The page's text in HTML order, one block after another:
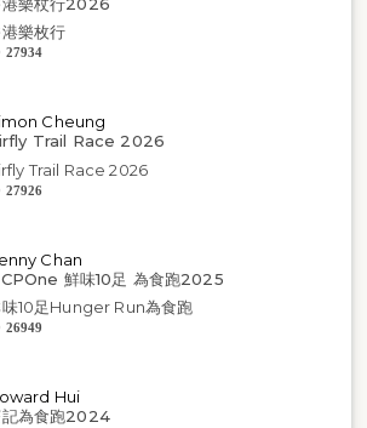
樂枚行
27934
Cheung
Trail Race 2026
Trail Race 2026
27926
Chan
鮮味10足 為食跑2025
10足Hunger Run為食跑
26949
Hui
記為食跑2024